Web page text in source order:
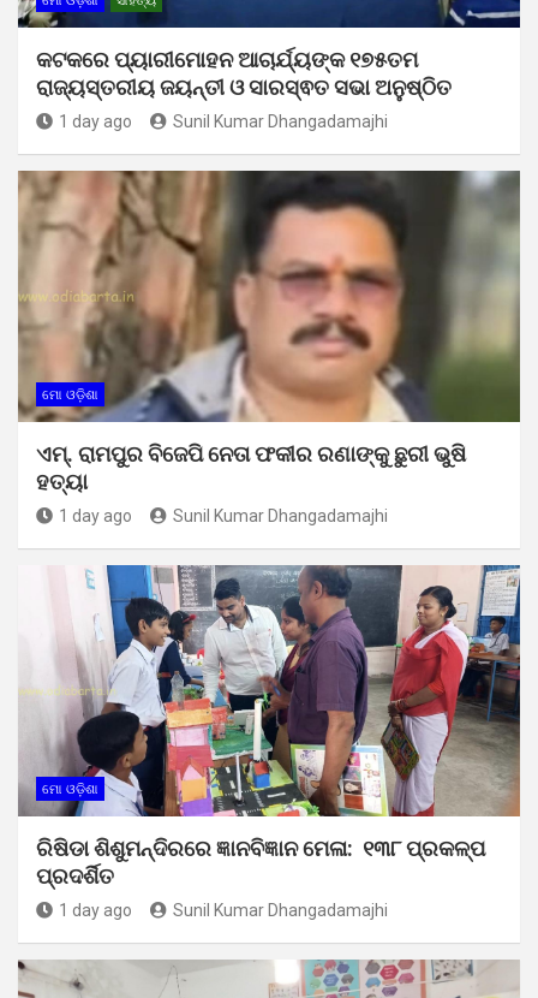
କଟକରେ ପ୍ୟାରୀମୋହନ ଆଚାର୍ଯ୍ୟଙ୍କ ୧୭୫ତମ
ରାଜ୍ୟସ୍ତରୀୟ ଜୟନ୍ତୀ ଓ ସାରସ୍ଵତ ସଭା ଅନୁଷ୍ଠିତ
1 day ago Sunil Kumar Dhangadamajhi
ମୋ ଓଡ଼ିଶା
ଏମ୍. ରାମପୁର ବିଜେପି ନେତା ଫକୀର ରଣାଙ୍କୁ ଛୁରୀ ଭୁଷି
ହତ୍ୟା
1 day ago Sunil Kumar Dhangadamajhi
ମୋ ଓଡ଼ିଶା
ରିଷିଡା ଶିଶୁମନ୍ଦିରରେ ଜ୍ଞାନବିଜ୍ଞାନ ମେଳା: ୧୩୮ ପ୍ରକଳ୍ପ
ପ୍ରଦର୍ଶିତ
1 day ago Sunil Kumar Dhangadamajhi